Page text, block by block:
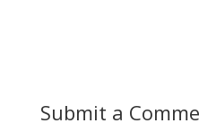
Submit a